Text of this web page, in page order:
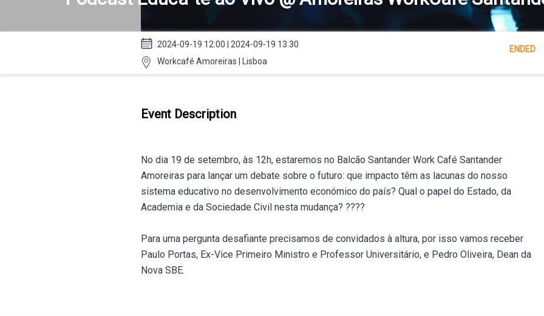
2024-09-19 12:00 | 2024-09-19 13:30
Workcafé Amoreiras | Lisboa
ENDED
Event Description
No dia 19 de setembro, às 12h, estaremos no Balcão Santander Work Café Santander
Amoreiras para lançar um debate sobre o futuro: que impacto têm as lacunas do nosso
sistema educativo no desenvolvimento económico do país? Qual o papel do Estado, da
Academia e da Sociedade Civil nesta mudança? ????
Para uma pergunta desafiante precisamos de convidados à altura, por isso vamos receber
Paulo Portas, Ex-Vice Primeiro Ministro e Professor Universitário, e Pedro Oliveira, Dean da
Nova SBE.